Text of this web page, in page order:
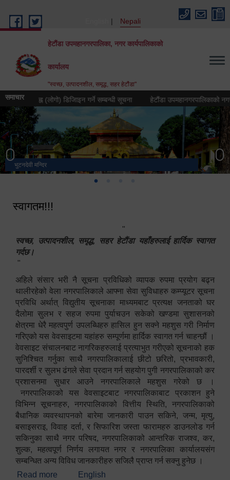
Nepali
हेटौंडा उपमहानगरपालिका, नगर कार्यपालिकाको
कार्यालय
"स्वच्छ, उत्पादनशील, समृद्ध, सहर हेटौंडा"
समाचार
चिह्न (लोगो) डिजिाइन गर्ने सम्बन्धी सूचना हेटौंडा उपमहानगरपालिकाको नगर गान
भुटनदेवी मन्दिर
स्मारक
हेटौंडा उपमहानगरपालिका नगर कार्यपालिकाको कार्यालय
मनकामना डाँडाबाट देखिएको दृश्य
स्वागतम!!!
"
स्वच्छ, उत्पादनशील, समृद्ध, सहर हेटौंडा यहाँहरुलाई हार्दिक स्वागत
गर्दछ।
"
अहिले संसार भरी नै सूचना प्रविधिको व्यापक रुपमा प्रयोग बढ्न
थालीरहेको वेला नगरपालिकाले आफ्ना सेवा सुविधाहरु कम्प्यूटर सूचना
प्रविधि अर्थात् विद्युतीय सूचनाका माध्यमबाट प्रत्यक्ष जनताको घर
दैलोमा सुलभ र सहज रुपमा पुर्याचउन सकेको खण्डमा सुशासनको
क्षेत्रमा धेरै महत्वपुर्ण उपलब्धिहरु हासिल हुन सक्ने महशुस गरी निर्माण
गरिएको यस वेवसाइटमा यहांहरु सम्पूर्णमा हार्दिक स्वागत गर्न चाहन्छौं ।
वेवसाइट संचालनबाट नागरिकहरुलाई प्रत्याभुत गरीएको सूचनाको हक
सुनिश्चित गर्नुका साथै नगरपालिकालाई छीटो छरितो, प्रभावकारी,
पारदर्शी र सुलभ ढंगले सेवा प्रदान गर्न सहयोग पुगी नगरपालिकाको कर
प्रशासनमा सुधार आउने नगरपालिकाले महशुस गरेको छ ।
नगरपालिकाको यस वेवसाइटबाट नगरपालिकाबाट प्रकाशन हुने
विभिन्न सूचनाहरु, नगरपालिकाको वित्तीय स्थिति, नगरपालिकाको
बैधानिक व्यवस्थापनको बारेमा जानकारी पाउन सकिने, जन्म, मृत्यु,
बसाइसराइ, विवाह दर्ता, र सिफारिश जस्ता फारामहरु डाउनलोड गर्न
सकिनुका साथै नगर परिषद, नगरपालिकाको आन्तरिक राजश्व, कर,
शुल्क, महत्वपूर्ण निर्णय लगायत नगर र नगरपालिका कार्यालयसंग
सम्बन्धित अन्य विविध जानकारीहरु सजिलै प्राप्त गर्न सक्नु हुनेछ ।
Read more about स्वागतम!!!
English